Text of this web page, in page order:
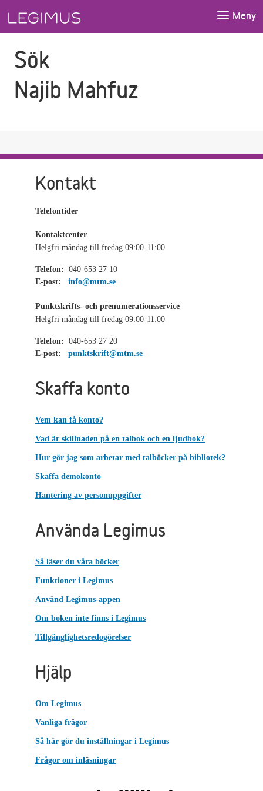
Meny
Sök
Najib Mahfuz
Kontakt
Telefontider
Kontaktcenter
Helgfri måndag till fredag 09:00-11:00
Telefon: 040-653 27 10
E-post:
info@mtm.se
Punktskrifts- och prenumerationsservice
Helgfri måndag till fredag 09:00-11:00
Telefon: 040-653 27 20
E-post:
punktskrift@mtm.se
Skaffa konto
Vem kan få konto?
Vad är skillnaden på en talbok och en ljudbok?
Hur gör jag som arbetar med talböcker på bibliotek?
Skaffa demokonto
Hantering av personuppgifter
Använda Legimus
Så läser du våra böcker
Funktioner i Legimus
Använd Legimus-appen
Om boken inte finns i Legimus
Tillgänglighetsredogörelser
Hjälp
Om Legimus
Vanliga frågor
Så här gör du inställningar i Legimus
Frågor om inläsningar